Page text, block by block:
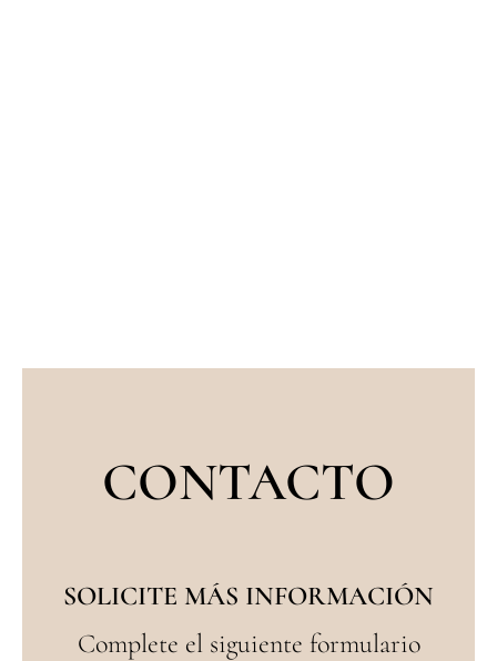
CONTACTO
SOLICITE MÁS INFORMACIÓN
Complete el siguiente formulario